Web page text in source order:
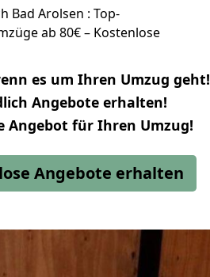
Bad Arolsen : Top-
ab 80€ – Kostenlose
es um Ihren Umzug geht!
Angebote erhalten!
Angebot für Ihren Umzug!
Angebote erhalten